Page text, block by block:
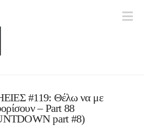
#119: Θέλω να με
– Part 88
part #8)